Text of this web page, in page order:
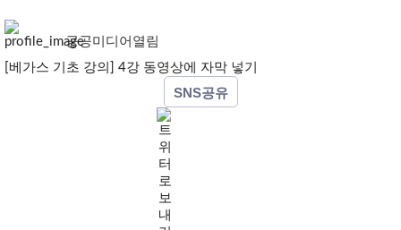
공공미디어열림
[베가스 기초 강의] 4강 동영상에 자막 넣기
SNS공유